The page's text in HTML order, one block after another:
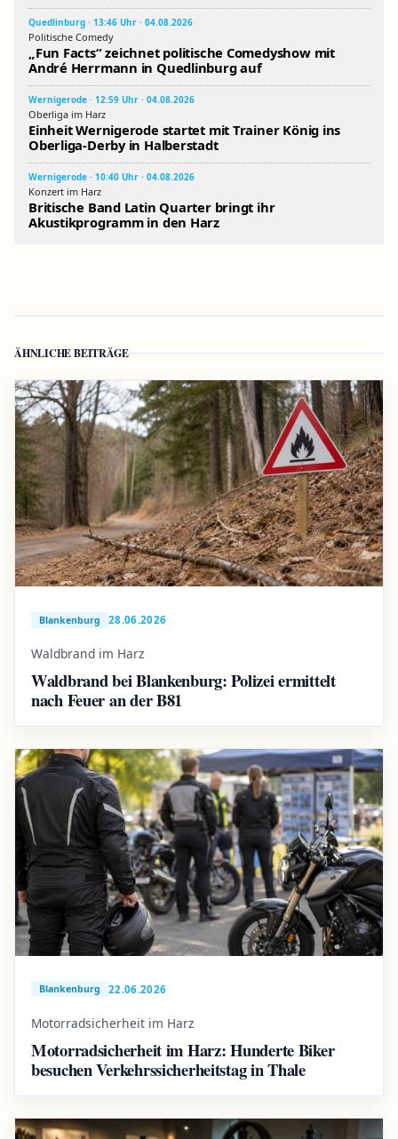
Quedlinburg · 13:46 Uhr · 04.08.2026
Politische Comedy
„Fun Facts“ zeichnet politische Comedyshow mit
André Herrmann in Quedlinburg auf
Wernigerode · 12:59 Uhr · 04.08.2026
Oberliga im Harz
Einheit Wernigerode startet mit Trainer König ins
Oberliga-Derby in Halberstadt
Wernigerode · 10:40 Uhr · 04.08.2026
Konzert im Harz
Britische Band Latin Quarter bringt ihr
Akustikprogramm in den Harz
ÄHNLICHE BEITRÄGE
Blankenburg 28.06.2026
Waldbrand im Harz
Waldbrand bei Blankenburg: Polizei ermittelt
nach Feuer an der B81
Blankenburg 22.06.2026
Motorradsicherheit im Harz
Motorradsicherheit im Harz: Hunderte Biker
besuchen Verkehrssicherheitstag in Thale